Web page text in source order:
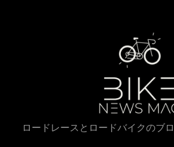
ロードレースとロードバイクのブロ